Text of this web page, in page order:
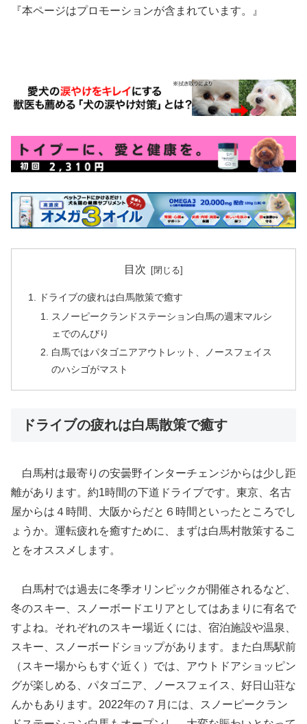
『本ページはプロモーションが含まれています。』
目次
ドライブの疲れは白馬散策で癒す
スノーピークランドステーション白馬の週末マルシ
ェでのんびり
白馬ではパタゴニアアウトレット、ノースフェイス
のハシゴがマスト
ドライブの疲れは白馬散策で癒す
白馬村は最寄りの安曇野インターチェンジからは少し距
離があります。約1時間の下道ドライブです。東京、名古
屋からは４時間、大阪からだと６時間といったところでし
ょうか。運転疲れを癒すために、まずは白馬村散策するこ
とをオススメします。
白馬村では過去に冬季オリンピックが開催されるなど、
冬のスキー、スノーボードエリアとしてはあまりに有名で
すよね。それぞれのスキー場近くには、宿泊施設や温泉、
スキー、スノーボードショップがあります。また白馬駅前
（スキー場からもすぐ近く）では、アウトドアショッピン
グが楽しめる、パタゴニア、ノースフェイス、好日山荘な
んかもあります。2022年の７月には、スノーピークラン